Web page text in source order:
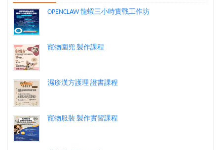
OPENCLAW 龍蝦三小時實戰工作坊
寵物圍兜 製作課程
濕疹漢方護理 證書課程
寵物服裝 製作實習課程